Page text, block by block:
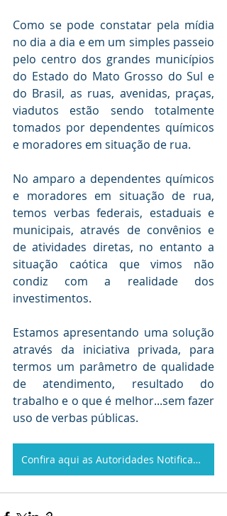
Como se pode constatar pela mídia
no dia a dia e em um simples passeio
pelo centro dos grandes municípios
do Estado do Mato Grosso do Sul e
do Brasil, as ruas, avenidas, praças,
viadutos estão sendo totalmente
tomados por dependentes químicos
e moradores em situação de rua.
No amparo a dependentes químicos
e moradores em situação de rua,
temos verbas federais, estaduais e
municipais, através de convênios e
de atividades diretas, no entanto a
situação caótica que vimos não
condiz com a realidade dos
investimentos.
Estamos apresentando uma solução
através da iniciativa privada, para
termos um parâmetro de qualidade
de atendimento, resultado do
trabalho e o que é melhor...sem fazer
uso de verbas públicas.
Confira aqui as Autoridades Notificadas